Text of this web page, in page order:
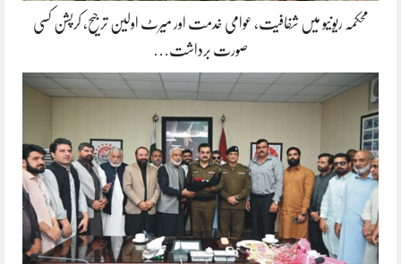
محکمہ ریونیو میں شفافیت، عوامی خدمت اور میرٹ اولین ترجیح، کرپشن کسی
صورت برداشت…